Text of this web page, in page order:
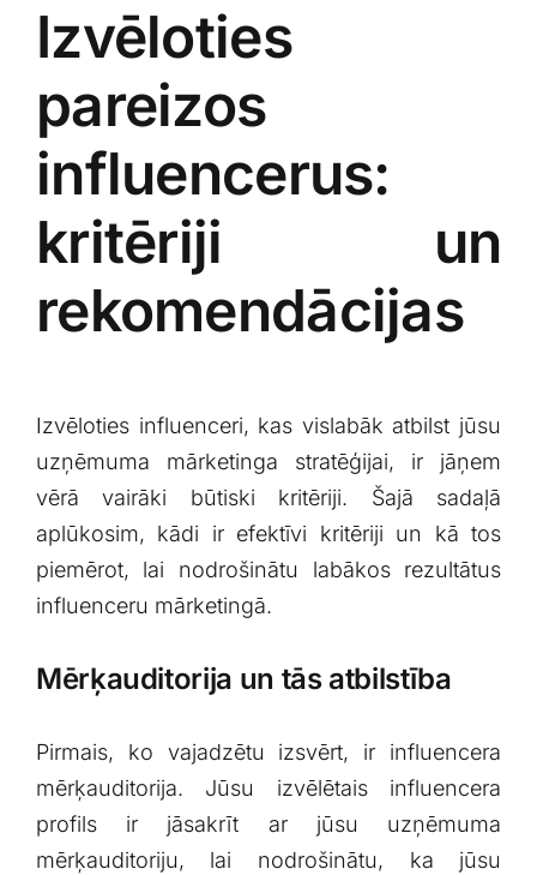
Izvēloties
pareizos
influencerus:
kritēriji un⁣
rekomendācijas
Izvēloties influenceri, kas‍ vislabāk atbilst jūsu
uzņēmuma mārketinga‍ stratēģijai, ir jāņem
vērā ​vairāki būtiski kritēriji. Šajā sadaļā
aplūkosim, kādi ir efektīvi kritēriji un kā tos
piemērot, lai nodrošinātu labākos rezultātus
influenceru mārketingā.
Mērķauditorija un tās atbilstība
Pirmais, ko vajadzētu izsvērt, ir influencera
mērķauditorija. Jūsu izvēlētais influencera
profils ir jāsakrīt ar jūsu uzņēmuma
‌mērķauditoriju, lai nodrošinātu,​ ka jūsu